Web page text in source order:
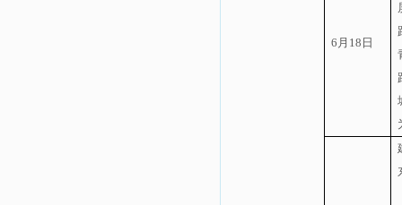
6 月 18 日